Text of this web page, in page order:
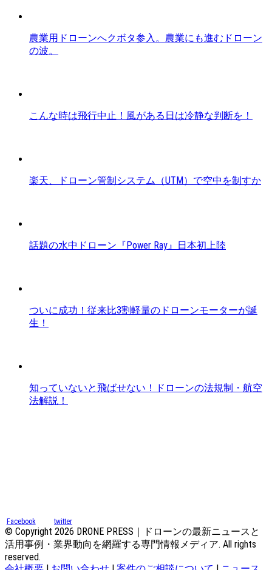
農業用ドローンへクボタ参入。農業にも進むドローン
の波。
こんな時は飛行中止！風がある日は冷静な判断を！
楽天、ドローン管制システム（UTM）で空中を制すか
話題の水中ドローン『Power Ray』日本初上陸
ついに成功！従来比3割軽量のドローンモーターが誕
生！
知っていないと飛ばせない！ドローンの法規制・航空
法解説！
Facebook twitter
© Copyright 2026 DRONE PRESS｜ドローンの最新ニュースと
活用事例・業界動向を網羅する専門情報メディア. All rights
reserved.